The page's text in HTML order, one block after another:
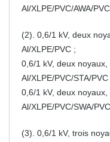
Al/XLPE/PVC/AWA/
(2). 0,6/1 kV, deux
Al/XLPE/PVC ;
0,6/1 kV, deux noyaux,
Al/XLPE/PVC/STA/PVC
0,6/1 kV, deux noyaux,
Al/XLPE/PVC/SWA/
(3). 0,6/1 kV, trois